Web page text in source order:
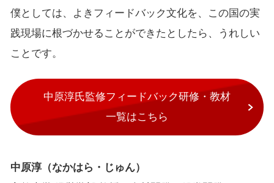
僕としては、よきフィードバック文化を、この国の実
践現場に根づかせることができたとしたら、うれしい
ことです。
中原淳氏監修フィードバック研修・教材
一覧はこちら
中原淳（なかはら・じゅん）